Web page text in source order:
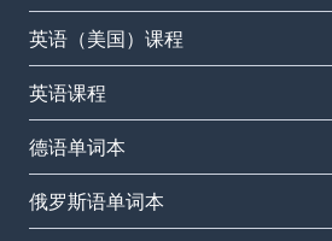
英语（美国）课程
英语课程
德语单词本
俄罗斯语单词本